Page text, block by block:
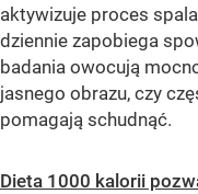
aktywizuje proces
dziennie zapobiega
badania owocują
jasnego obrazu, czy
pomagają schudnąć.
Dieta 1000 kalorii